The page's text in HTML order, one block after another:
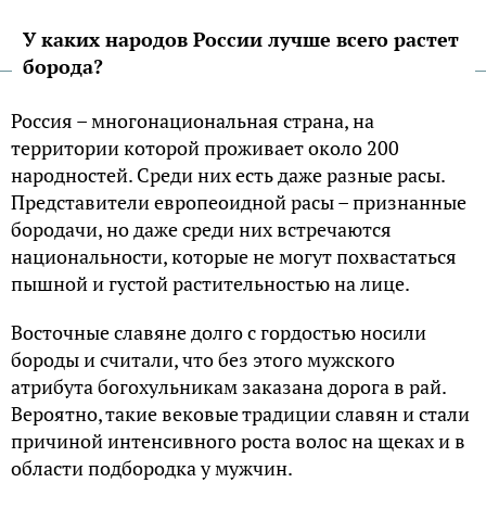
У каких народов России лучше всего растет
борода?
Россия – многонациональная страна, на
территории которой проживает около 200
народностей. Среди них есть даже разные расы.
Представители европеоидной расы – признанные
бородачи, но даже среди них встречаются
национальности, которые не могут похвастаться
пышной и густой растительностью на лице.
Восточные славяне долго с гордостью носили
бороды и считали, что без этого мужского
атрибута богохульникам заказана дорога в рай.
Вероятно, такие вековые традиции славян и стали
причиной интенсивного роста волос на щеках и в
области подбородка у мужчин.